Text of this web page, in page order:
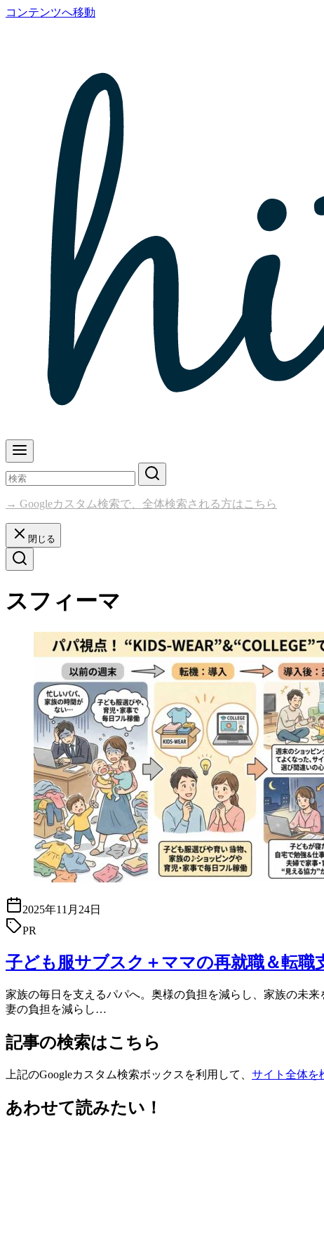
コンテンツへ移動
→ Googleカスタム検索で、全体検索される方はこちら
閉じる
スフィーマ
2025年11月24日
PR
子ども服サブスク＋ママの再就職＆転
家族の毎日を支えるパパへ。奥様の負担を減らし、家族の未
妻の負担を減らし…
記事の検索はこちら
上記のGoogleカスタム検索ボックスを利用して、 サイト全体を
あわせて読みたい！